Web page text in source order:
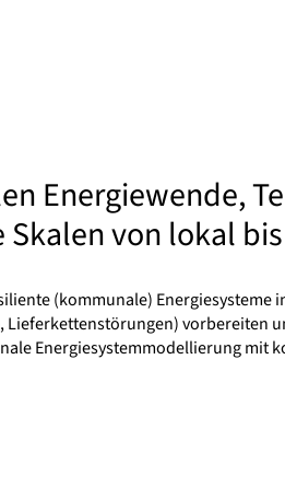
Energiewende,
von lokal
(kommunale) Energiesysteme
Lieferkettenstörungen) vorbereiten
Energiesystemmodellierung